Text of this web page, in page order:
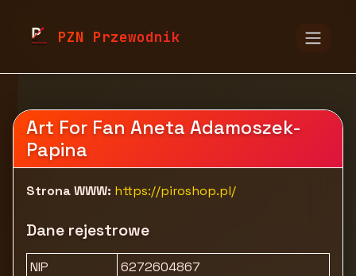
PZN Przewodnik
Chemia
PiroShop - sklep z pirotechniką
Art For Fan Aneta Adamoszek-
Papina
Strona WWW: https://piroshop.pl/
Dane rejestrowe
NIP 6272604867